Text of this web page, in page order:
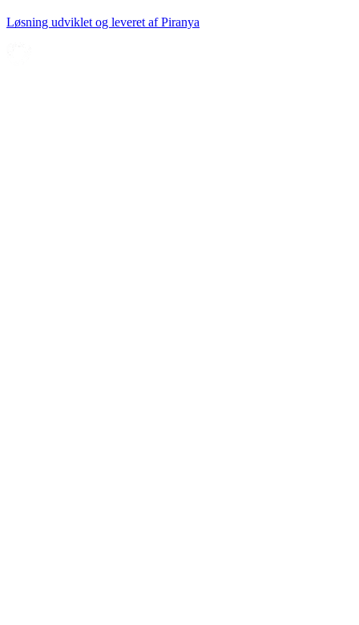
Løsning udviklet og leveret afPiranya